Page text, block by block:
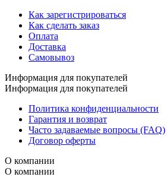
Как зарегистрироваться
Как сделать заказ
Оплата
Доставка
Самовывоз
Информация для покупателей
Информация для покупателей
Политика конфиденциальности
Гарантия и возврат
Часто задаваемые вопросы (FAQ)
Договор оферты
О компании
О компании